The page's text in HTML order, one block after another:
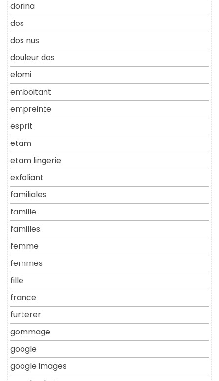
dorina
dos
dos nus
douleur dos
elomi
emboitant
empreinte
esprit
etam
etam lingerie
exfoliant
familiales
famille
familles
femme
femmes
fille
france
furterer
gommage
google
google images